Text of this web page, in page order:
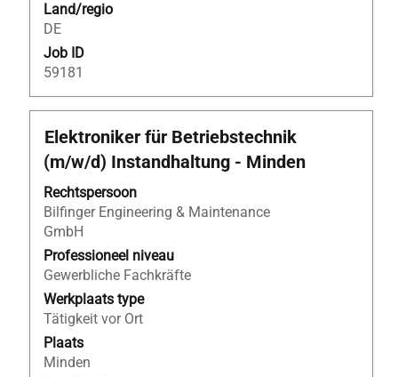
Land/regio
DE
Job ID
59181
Titel
Elektroniker für Betriebstechnik
(m/w/d) Instandhaltung - Minden
Rechtspersoon
Bilfinger Engineering & Maintenance
GmbH
Professioneel niveau
Gewerbliche Fachkräfte
Werkplaats type
Tätigkeit vor Ort
Plaats
Minden
Selecteer
deze
spatiebalk
om
de
volledige
inhoud
van
de
functiegegevens
weer
te
geven.